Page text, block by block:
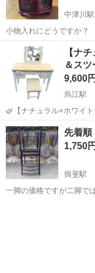
中津川駅
小物入れにどうですか？
岐阜 中津川市
【ナ
＆スツ
9,600円
烏江駅
🌿【ナチュラル×ホワイ
⸻ 【商品名】 三面鏡
すめポイント✨】 ✔ ナチ
デザイン ✔ 三面鏡タイプ
岐阜 安八郡 烏江
先着順
1,750円
揖斐駅
一脚の価格ですが二脚で